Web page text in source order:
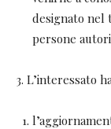
designato nel
persone
3. L’interessato